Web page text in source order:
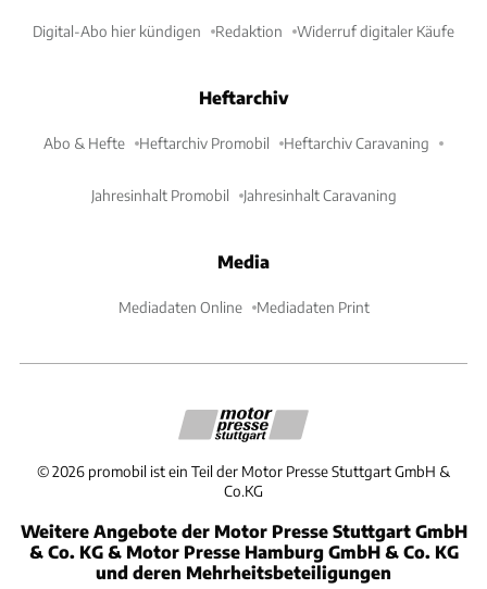
Digital-Abo hier kündigen Redaktion Widerruf digitaler Käufe
Heftarchiv
Abo & Hefte Heftarchiv Promobil Heftarchiv Caravaning
Jahresinhalt Promobil Jahresinhalt Caravaning
Media
Mediadaten Online Mediadaten Print
©2026 promobil ist ein Teil der Motor Presse Stuttgart GmbH &
Co.KG
Weitere Angebote der Motor Presse Stuttgart GmbH
& Co. KG & Motor Presse Hamburg GmbH & Co. KG
und deren Mehrheitsbeteiligungen